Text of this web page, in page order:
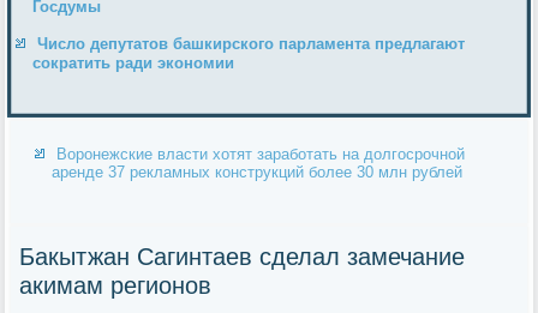
Госдумы
Число депутатов башкирского парламента предлагают
сократить ради экономии
Воронежские власти хотят заработать на долгосрочной
аренде 37 рекламных конструкций более 30 млн рублей
Бакытжан Сагинтаев сделал замечание
акимам регионов